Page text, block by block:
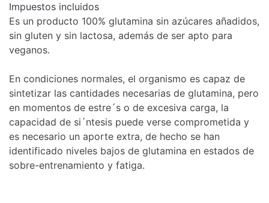
Impuestos incluidos
Es un producto 100% glutamina sin azúcares añadidos,
sin gluten y sin lactosa, además de ser apto para
veganos.
En condiciones normales, el organismo es capaz de
sintetizar las cantidades necesarias de glutamina, pero
en momentos de estre´s o de excesiva carga, la
capacidad de si´ntesis puede verse comprometida y
es necesario un aporte extra, de hecho se han
identificado niveles bajos de glutamina en estados de
sobre-entrenamiento y fatiga.